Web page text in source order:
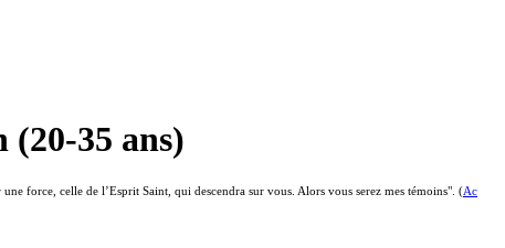
(20-35 ans)
force, celle de l’Esprit Saint, qui descendra sur vous. Alors vous serez mes témoins". (Ac